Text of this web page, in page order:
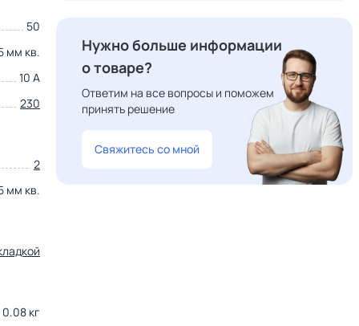
50
мм кв.
10 А
230
2
мм кв.
0.08 кг
Нужно больше информации
о товаре?
Ответим на все вопросы и поможем
принять решение
Свяжитесь со мной